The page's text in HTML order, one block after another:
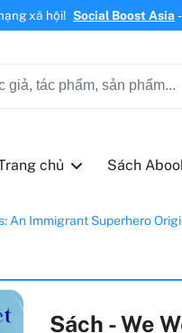
xã hội! Social Boost Asia
chủ Sách
An Immigrant Superhero
Sách - We